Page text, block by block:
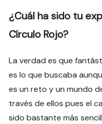
¿Cuál ha sido tu
Círculo Rojo?
La verdad es que
es lo que buscaba
es un reto y un mundo
través de ellos pues el
sido bastante más